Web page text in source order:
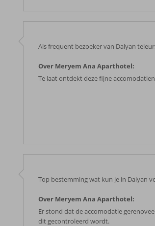
Als frequent bezoeker van Dalyan
Over Meryem Ana Aparthotel:
Te laat ontdekt deze fijne
Top bestemming wat kun je in Dalyan
Over Meryem Ana Aparthotel:
Er stond dat de accomodatie
dit gecontroleerd wordt.